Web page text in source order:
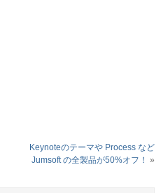
Keynoteのテーマや Process など
Jumsoft の全製品が50%オフ！ »